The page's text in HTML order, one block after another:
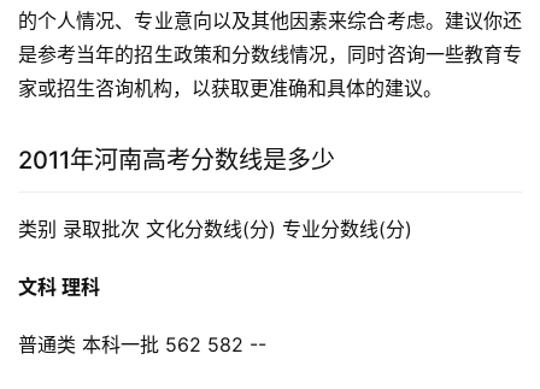
的个人情况、专业意向以及其他因素来综合考虑。建议你还
是参考当年的招生政策和分数线情况，同时咨询一些教育专
家或招生咨询机构，以获取更准确和具体的建议。
2011年河南高考分数线是多少
类别 录取批次 文化分数线(分) 专业分数线(分)
文科 理科
普通类 本科一批 562 582 --